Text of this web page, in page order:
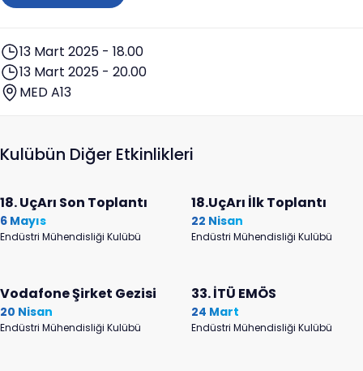
13 Mart 2025 - 18.00
13 Mart 2025 - 20.00
MED A13
Kulübün Diğer Etkinlikleri
18. UçArı Son Toplantı
6 Mayıs
Endüstri Mühendisliği Kulübü
18.UçArı İlk Toplantı
22 Nisan
Endüstri Mühendisliği Kulübü
Vodafone Şirket Gezisi
20 Nisan
Endüstri Mühendisliği Kulübü
33. İTÜ EMÖS
24 Mart
Endüstri Mühendisliği Kulübü